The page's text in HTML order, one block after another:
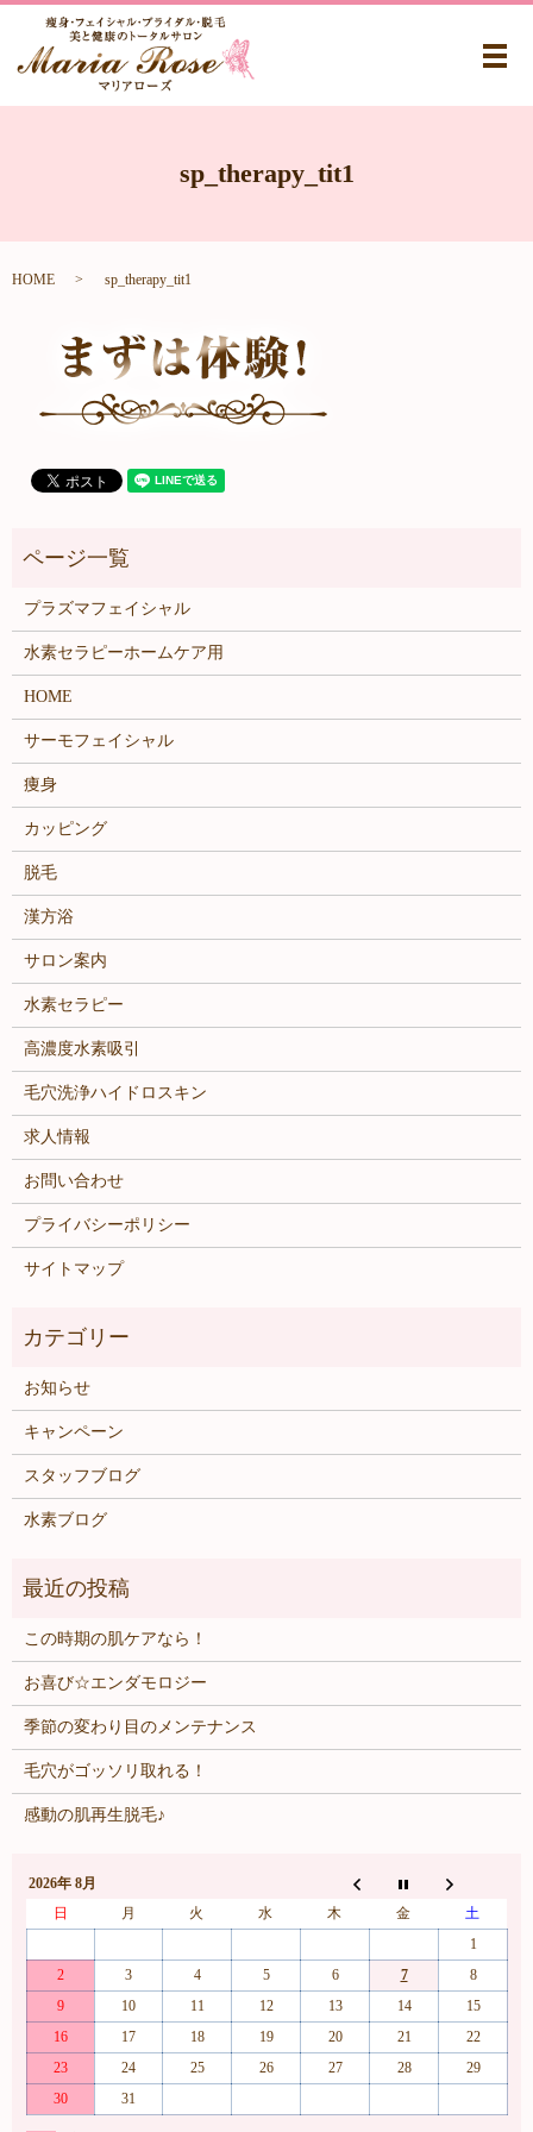
メ
sp_therapy_tit1
HOME sp_therapy_tit1
プラズマフェイシャル
水素セラピーホームケア用
HOME
サーモフェイシャル
痩身
カッピング
脱毛
漢方浴
サロン案内
水素セラピー
高濃度水素吸引
毛穴洗浄ハイドロスキン
求人情報
お問い合わせ
プライバシーポリシー
サイトマップ
お知らせ
キャンペーン
スタッフブログ
水素ブログ
この時期の肌ケアなら！
お喜び☆エンダモロジー
季節の変わり目のメンテナンス
毛穴がゴッソリ取れる！
感動の肌再生脱毛♪
2026年 8月
日
月 火 水 木 金
土
1
2
3 4 5 6 7
8
9
10 11 12 13 14
15
16
17 18 19 20 21
22
23
24 25 26 27 28
29
30
31